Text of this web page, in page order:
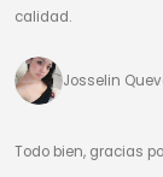
calidad.
Josselin
Todo bien, gracias